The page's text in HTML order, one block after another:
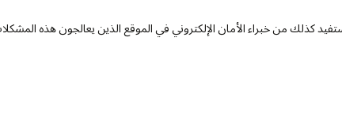
كذلك من خبراء الأمان الإلكتروني في الموقع الذين يعالجون هذه